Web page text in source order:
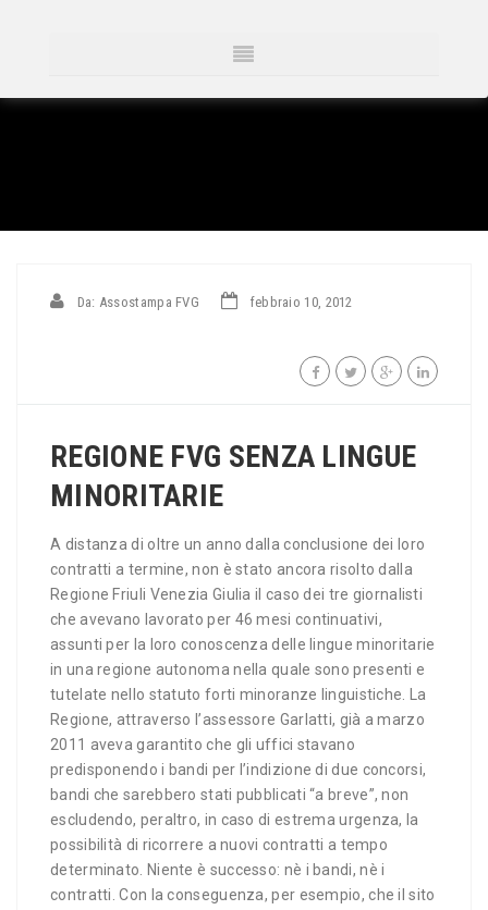
Da: Assostampa FVG febbraio 10, 2012
REGIONE FVG SENZA LINGUE
MINORITARIE
A distanza di oltre un anno dalla conclusione dei loro
contratti a termine, non è stato ancora risolto dalla
Regione Friuli Venezia Giulia il caso dei tre giornalisti
che avevano lavorato per 46 mesi continuativi,
assunti per la loro conoscenza delle lingue minoritarie
in una regione autonoma nella quale sono presenti e
tutelate nello statuto forti minoranze linguistiche. La
Regione, attraverso l’assessore Garlatti, già a marzo
2011 aveva garantito che gli uffici stavano
predisponendo i bandi per l’indizione di due concorsi,
bandi che sarebbero stati pubblicati “a breve”, non
escludendo, peraltro, in caso di estrema urgenza, la
possibilità di ricorrere a nuovi contratti a tempo
determinato. Niente è successo: nè i bandi, nè i
contratti. Con la conseguenza, per esempio, che il sito